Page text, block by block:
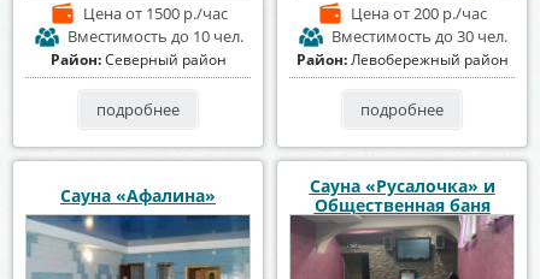
Ценаот 1500 р./час
Вместимость до 10 чел.
Район:Северный район
подробнее
Ценаот 200 р./час
Вместимость до 30 чел.
Район:Левобережный район
подробнее
Сауна «Афалина»
Сауна «Русалочка» и
Общественная баня